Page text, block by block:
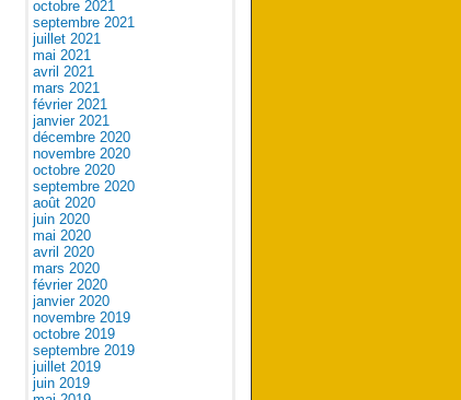
octobre 2021
septembre 2021
juillet 2021
mai 2021
avril 2021
mars 2021
février 2021
janvier 2021
décembre 2020
novembre 2020
octobre 2020
septembre 2020
août 2020
juin 2020
mai 2020
avril 2020
mars 2020
février 2020
janvier 2020
novembre 2019
octobre 2019
septembre 2019
juillet 2019
juin 2019